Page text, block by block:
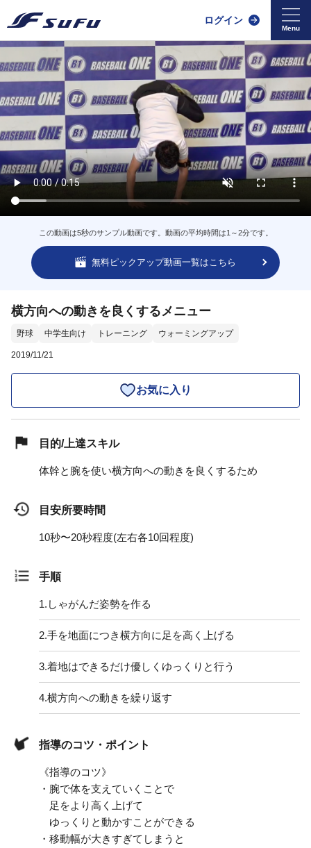
ログイン
この動画は5秒のサンプル動画です。動画の平均時間は1～2分です。
無料ピックアップ動画一覧はこちら
横方向への動きを良くするメニュー
野球 中学生向け トレーニング ウォーミングアップ
2019/11/21
お気に入り
目的/上達スキル
体幹と腕を使い横方向への動きを良くするため
目安所要時間
10秒〜20秒程度(左右各10回程度)
手順
1. しゃがんだ姿勢を作る
2.手を地面につき横方向に足を高く上げる
3.着地はできるだけ優しくゆっくりと行う
4.横方向への動きを繰り返す
指導のコツ・ポイント
《指導のコツ》
・腕で体を支えていくことで
足をより高く上げて
ゆっくりと動かすことができる
・移動幅が大きすぎてしまうと